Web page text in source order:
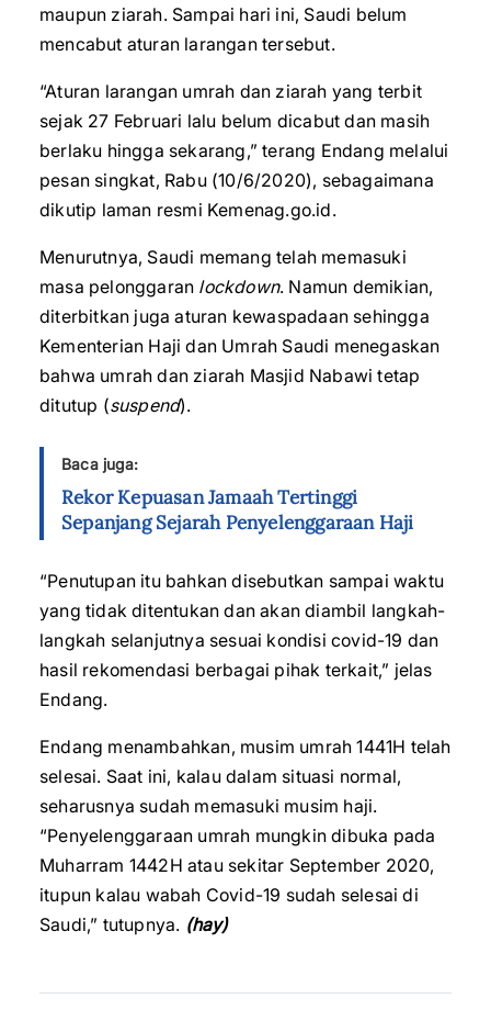
maupun ziarah. Sampai hari ini, Saudi belum
mencabut aturan larangan tersebut.
“Aturan larangan umrah dan ziarah yang terbit
sejak 27 Februari lalu belum dicabut dan masih
berlaku hingga sekarang,” terang Endang melalui
pesan singkat, Rabu (10/6/2020), sebagaimana
dikutip laman resmi Kemenag.go.id.
Menurutnya, Saudi memang telah memasuki
masa pelonggaran lockdown. Namun demikian,
diterbitkan juga aturan kewaspadaan sehingga
Kementerian Haji dan Umrah Saudi menegaskan
bahwa umrah dan ziarah Masjid Nabawi tetap
ditutup (suspend).
Baca juga:
Rekor Kepuasan Jamaah Tertinggi
Sepanjang Sejarah Penyelenggaraan Haji
“Penutupan itu bahkan disebutkan sampai waktu
yang tidak ditentukan dan akan diambil langkah-
langkah selanjutnya sesuai kondisi covid-19 dan
hasil rekomendasi berbagai pihak terkait,” jelas
Endang.
Endang menambahkan, musim umrah 1441H telah
selesai. Saat ini, kalau dalam situasi normal,
seharusnya sudah memasuki musim haji.
“Penyelenggaraan umrah mungkin dibuka pada
Muharram 1442H atau sekitar September 2020,
itupun kalau wabah Covid-19 sudah selesai di
Saudi,” tutupnya. (hay)